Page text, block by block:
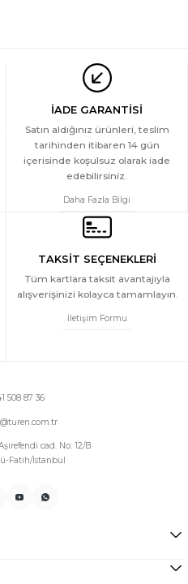
699 TL
699 TL
İADE GARANTİSİ
Satın aldığınız ürünleri, teslim
tarihinden itibaren 14 gün
içerisinde koşulsuz olarak iade
edebilirsiniz.
Daha Fazla Bilgi
TAKSİT SEÇENEKLERİ
Tüm kartlara taksit avantajıyla
alışverişinizi kolayca tamamlayın.
İletişim Formu
508 87 36
cad. No: 12/B
Fatih/İstanbul